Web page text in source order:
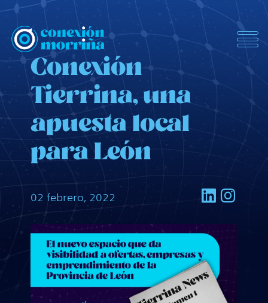
ConexionMorrina
Conexión
Tierrina, una
apuesta local
para León
02 febrero, 2022